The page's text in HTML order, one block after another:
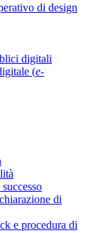
di design
digitali
(e-
di
e procedura di